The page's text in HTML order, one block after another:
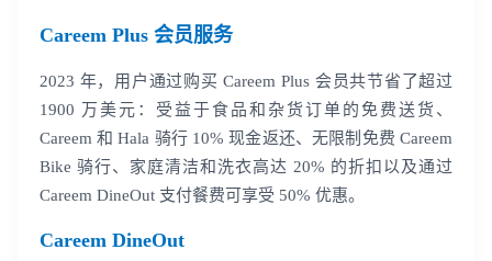
Careem Plus 会员服务
2023 年，用户通过购买 Careem Plus 会员共节省了超过
1900 万美元：受益于食品和杂货订单的免费送货、
Careem 和 Hala 骑行 10% 现金返还、无限制免费 Careem
Bike 骑行、家庭清洁和洗衣高达 20% 的折扣以及通过
Careem DineOut 支付餐费可享受 50% 优惠。
Careem DineOut
我已阅读并同意
登录即时通讯云